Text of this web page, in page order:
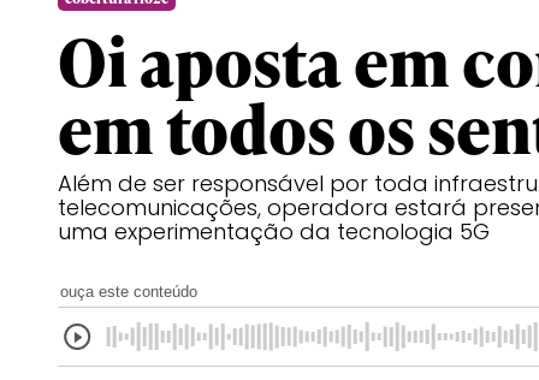
Oi aposta em
em todos os
Além de ser responsável por toda
telecomunicações, operadora estará
uma experimentação da tecnologia 5G
ouça este conteúdo